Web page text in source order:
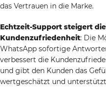
das Vertrauen in die Marke.
Echtzeit-Support steigert die
Kundenzufriedenheit: Die
WhatsApp sofortige
verbessert die
und gibt den Kunden das
wertgeschätzt und